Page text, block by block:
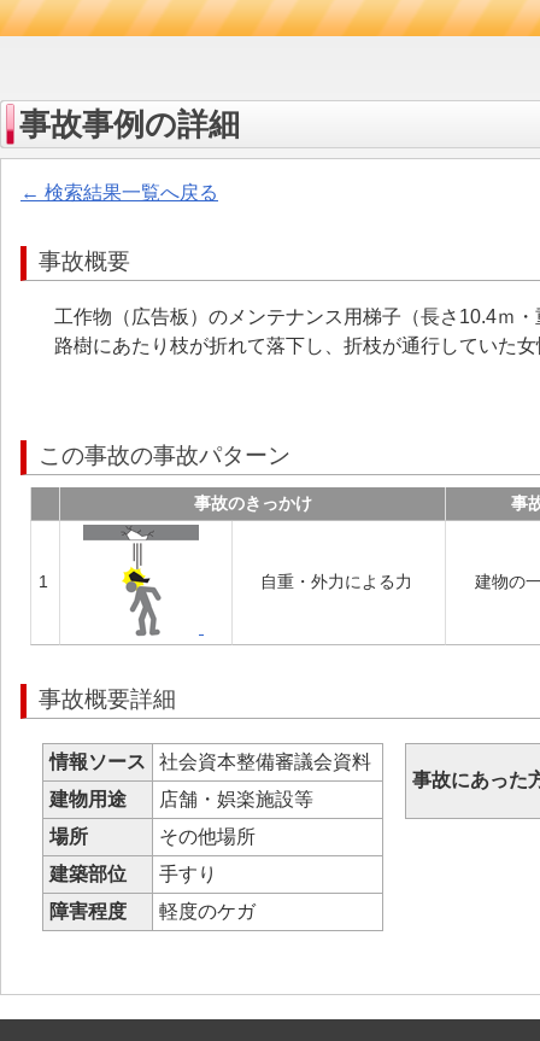
事故事例の詳細
← 検索結果一覧へ戻る
事故概要
工作物（広告板）のメンテナンス用梯子（長さ10.4ｍ
路樹にあたり枝が折れて落下し、折枝が通行していた
この事故の事故パターン
事故のきっかけ 事
1 自重・外力による力 建物の
事故概要詳細
情報ソース
社会資本整備審議会資料
建物用途
店舗・娯楽施設等
場所
その他場所
建築部位
手すり
障害程度
軽度のケガ
事故にあった